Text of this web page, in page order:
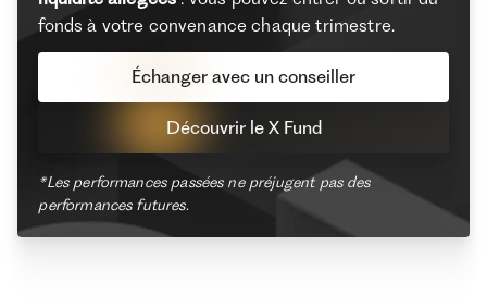
fonds à votre convenance chaque trimestre.
Découvrir le X Fund
Échanger avec un conseiller
*Les performances passées ne préjugent pas des
performances futures.